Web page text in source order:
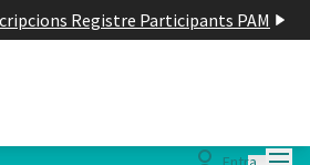
Registre Participants PAM